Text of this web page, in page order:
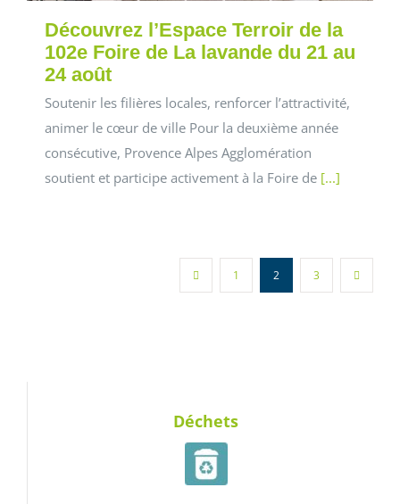
Découvrez l’Espace Terroir de la
102e Foire de La lavande du 21 au
24 août
Soutenir les filières locales, renforcer l’attractivité,
animer le cœur de ville Pour la deuxième année
consécutive, Provence Alpes Agglomération
soutient et participe activement à la Foire de [...]
1 2 3
Déchets